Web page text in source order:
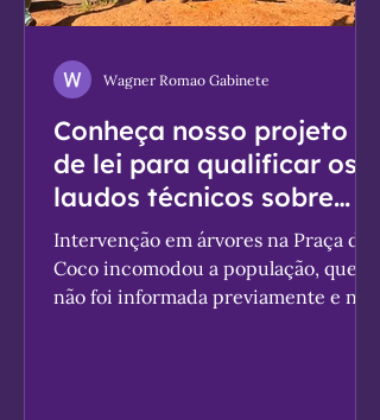
Conheça nosso projeto
de lei para qualificar os
laudos técnicos sobre
poda e extração de
árvores!
Intervenção em árvores na Praça do
Coco incomodou a população, que
não foi informada previamente e não
Wagner Romao Gabinete